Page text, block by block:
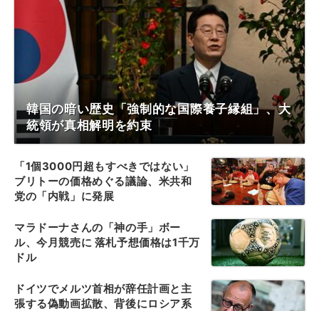
韓国の暗い歴史「強制的な国際養子縁組」、大
統領が真相解明を約束
「1個3000円超もすべきではない」
ブリトーの価格めぐる議論、米共和
党の「内戦」に発展
マラドーナさんの「神の手」ボー
ル、今月競売に 落札予想価格は1千万
ドル
ドイツでメルツ首相が辞任計画と主
張する偽動画拡散、背後にロシア系